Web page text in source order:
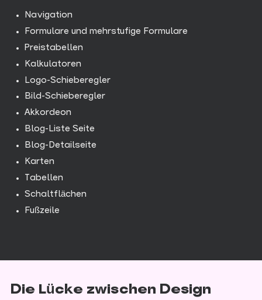
Navigation
Formulare und mehrstufige Formulare
Preistabellen
Kalkulatoren
Logo-Schieberegler
Bild-Schieberegler
Akkordeon
Blog-Liste Seite
Blog-Detailseite
Karten
Tabellen
Schaltflächen
Fußzeile
Die Lücke zwischen Design